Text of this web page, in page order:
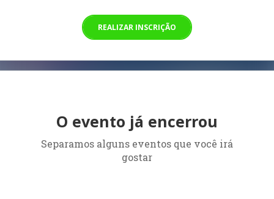
REALIZAR INSCRIÇÃO
O evento já encerrou
Separamos alguns eventos que você irá
gostar